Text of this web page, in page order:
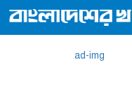
ই-পেপার লগইন ×